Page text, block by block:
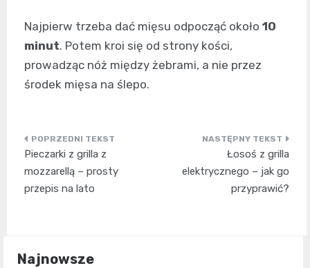
Najpierw trzeba dać mięsu odpocząć około 10
minut. Potem kroi się od strony kości,
prowadząc nóż między żebrami, a nie przez
środek mięsa na ślepo.
Nawigacja
wpisu
Pieczarki z grilla z
mozzarellą – prosty
przepis na lato
Łosoś z grilla
elektrycznego – jak go
przyprawić?
Najnowsze